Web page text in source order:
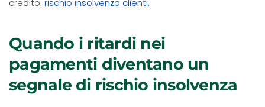
credito: rischio insolvenza clienti.
Quando i ritardi nei
pagamenti diventano un
segnale di rischio insolvenza